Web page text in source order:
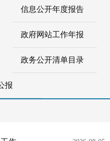
信息公开年度报告
政府网站工作年报
政务公开清单目录
报